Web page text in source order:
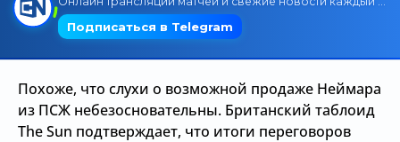
Похоже, что слухи о возможной продаже Неймара
из ПСЖ небезосновательны. Британский таблоид
The Sun подтверждает, что итоги переговоров
Трансляции
О сайте
Контакты